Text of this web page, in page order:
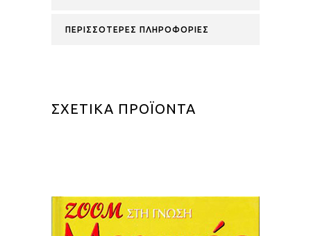
ΠΕΡΙΣΣΟΤΕΡΕΣ ΠΛΗΡΟΦΟΡΙΕΣ
ΣΧΕΤΙΚΑ ΠΡΟΪΟΝΤΑ